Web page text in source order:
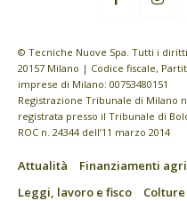
© Tecniche Nuove Spa. Tutti i
20157 Milano | Codice fiscale,
imprese di Milano: 00753480151
Registrazione Tribunale di Milano
registrata presso il Tribunale di
ROC n. 24344 dell’11 marzo 2014
Attualità Finanziamenti
Leggi, lavoro e fisco
Colture